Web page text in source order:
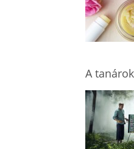
A